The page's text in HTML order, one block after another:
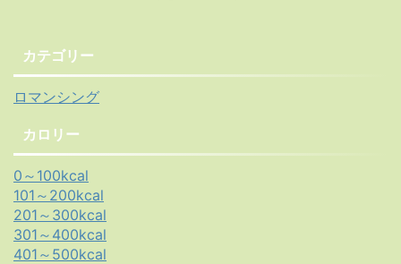
カテゴリー
ロマンシング
カロリー
0～100kcal
101～200kcal
201～300kcal
301～400kcal
401～500kcal